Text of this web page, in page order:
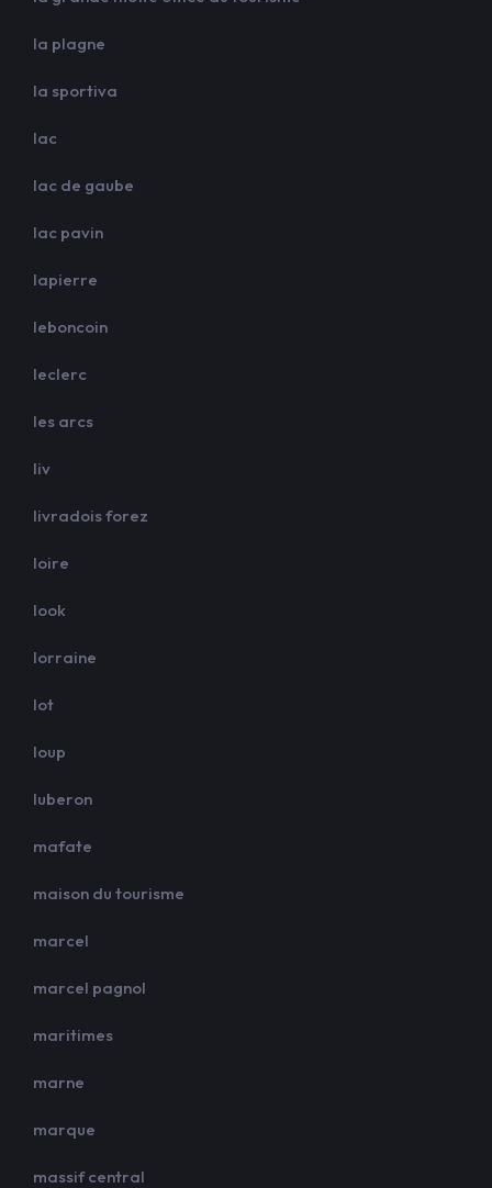
la plagne
la sportiva
lac
lac de gaube
lac pavin
lapierre
leboncoin
leclerc
les arcs
liv
livradois forez
loire
look
lorraine
lot
loup
luberon
mafate
maison du tourisme
marcel
marcel pagnol
maritimes
marne
marque
massif central